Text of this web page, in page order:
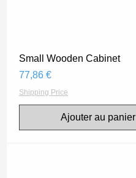
Small Wooden Cabinet
Prix
77,86 €
Shipping Price
Ajouter au panier